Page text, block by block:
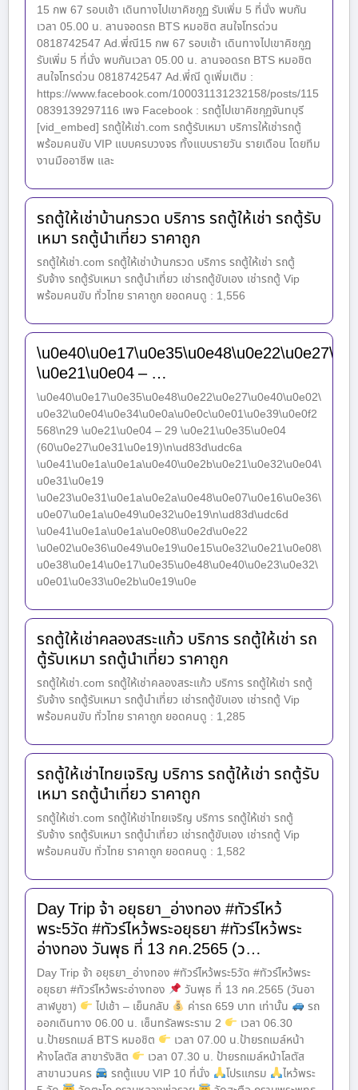
15 กพ 67 รอบเช้า เดินทางไปเขาคิชกูฏ รับเพิ่ม 5 ที่นั่ง พบกัน
เวลา 05.00 น. ลานจอดรถ BTS หมอชิต สนใจโทรด่วน
0818742547 Ad.พี่ณี15 กพ 67 รอบเช้า เดินทางไปเขาคิชกูฏ
รับเพิ่ม 5 ที่นั่ง พบกันเวลา 05.00 น. ลานจอดรถ BTS หมอชิต
สนใจโทรด่วน 0818742547 Ad.พี่ณี ดูเพิ่มเติม :
https://www.facebook.com/100031131232158/posts/115
0839139297116 เพจ Facebook : รถตู้ไปเขาคิชกุฏจันทบุรี
[vid_embed] รถตู้ให้เช่า.com รถตู้รับเหมา บริการให้เช่ารถตู้
พร้อมคนขับ VIP แบบครบวงจร ทั้งแบบรายวัน รายเดือน โดยทีม
งานมืออาชีพ และ
รถตู้ให้เช่าบ้านกรวด บริการ รถตู้ให้เช่า รถตู้รับ
เหมา รถตู้นำเที่ยว ราคาถูก
รถตู้ให้เช่า.com รถตู้ให้เช่าบ้านกรวด บริการ รถตู้ให้เช่า รถตู้
รับจ้าง รถตู้รับเหมา รถตู้นำเที่ยว เช่ารถตู้ขับเอง เช่ารถตู้ Vip
พร้อมคนขับ ทั่วไทย ราคาถูก ยอดคนดู : 1,556
\u0e21\u0e04 – …
\u0e40\u0e17\u0e35\u0e48\u0e22\u0e27\u0e40\u0e02\
u0e32\u0e04\u0e34\u0e0a\u0e0c\u0e01\u0e39\u0e0f2
568\n29 \u0e21\u0e04 – 29 \u0e21\u0e35\u0e04
(60\u0e27\u0e31\u0e19)\n\ud83d\udc6a
\u0e41\u0e1a\u0e1a\u0e40\u0e2b\u0e21\u0e32\u0e04\
u0e31\u0e19
\u0e23\u0e31\u0e1a\u0e2a\u0e48\u0e07\u0e16\u0e36\
u0e07\u0e1a\u0e49\u0e32\u0e19\n\ud83d\udc6d
\u0e41\u0e1a\u0e1a\u0e08\u0e2d\u0e22
\u0e02\u0e36\u0e49\u0e19\u0e15\u0e32\u0e21\u0e08\
u0e38\u0e14\u0e17\u0e35\u0e48\u0e40\u0e23\u0e32\
u0e01\u0e33\u0e2b\u0e19\u0e
รถตู้ให้เช่าคลองสระแก้ว บริการ รถตู้ให้เช่า รถ
ตู้รับเหมา รถตู้นำเที่ยว ราคาถูก
รถตู้ให้เช่า.com รถตู้ให้เช่าคลองสระแก้ว บริการ รถตู้ให้เช่า รถตู้
รับจ้าง รถตู้รับเหมา รถตู้นำเที่ยว เช่ารถตู้ขับเอง เช่ารถตู้ Vip
พร้อมคนขับ ทั่วไทย ราคาถูก ยอดคนดู : 1,285
รถตู้ให้เช่าไทยเจริญ บริการ รถตู้ให้เช่า รถตู้รับ
เหมา รถตู้นำเที่ยว ราคาถูก
รถตู้ให้เช่า.com รถตู้ให้เช่าไทยเจริญ บริการ รถตู้ให้เช่า รถตู้
รับจ้าง รถตู้รับเหมา รถตู้นำเที่ยว เช่ารถตู้ขับเอง เช่ารถตู้ Vip
พร้อมคนขับ ทั่วไทย ราคาถูก ยอดคนดู : 1,582
Day Trip จ้า อยุธยา_อ่างทอง #ทัวร์ไหว้
พระ5วัด #ทัวร์ไหว้พระอยุธยา #ทัวร์ไหว้พระ
อ่างทอง วันพุธ ที่ 13 กค.2565 (ว…
Day Trip จ้า อยุธยา_อ่างทอง #ทัวร์ไหว้พระ5วัด #ทัวร์ไหว้พระ
อยุธยา #ทัวร์ไหว้พระอ่างทอง
วันพุธ ที่ 13 กค.2565 (วันอา
สาฬบูชา)
ไปเช้า – เย็นกลับ ค่ารถ 659 บาท เท่านั้น
รถ
ออกเดินทาง 06.00 น. เซ็นทรัลพระราม 2
เวลา 06.30
น.ป้ายรถเมล์ BTS หมอชิต
เวลา 07.00 น.ป้ายรถเมล์หน้า
ห้างโลตัส สาขารังสิต
เวลา 07.30 น. ป้ายรถเมล์หน้าโลตัส
สาขานวนคร
รถตู้แบบ VIP 10 ที่นั่ง โปรแกรม
ไหว้พระ